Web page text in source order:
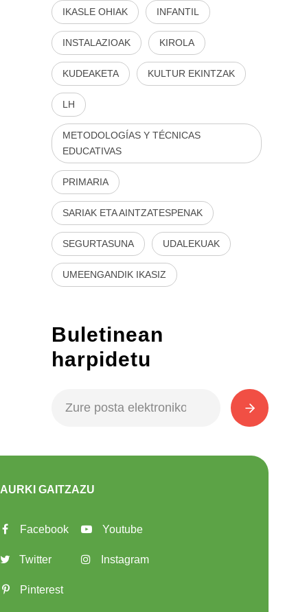
IKASLE OHIAK INFANTIL
INSTALAZIOAK KIROLA
KUDEAKETA KULTUR EKINTZAK
LH
METODOLOGÍAS Y TÉCNICAS
EDUCATIVAS
PRIMARIA
SARIAK ETA AINTZATESPENAK
SEGURTASUNA UDALEKUAK
UMEENGANDIK IKASIZ
Buletinean
harpidetu
AURKI GAITZAZU
Facebook
Twitter
Pinterest
Youtube
Instagram